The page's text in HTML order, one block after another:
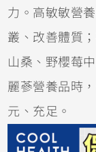
力。高敏敏營
叢、改善體質
山桑、野櫻莓
麗蔘營養品時
元、充足。